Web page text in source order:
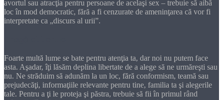
avortul sau atracţia pentru persoane de acelaşi sex – trebuie să aibă
loc în mod democratic, fără a fi cenzurate de ameninţarea că vor fi
interpretate ca „discurs al urii”.
Foarte multă lume se bate pentru atenţia ta, dar noi nu putem face
asta. Aşadar, îţi lăsăm deplina libertate de a alege să ne urmăreşti sau
nu. Ne străduim să adunăm la un loc, fără conformism, teamă sau
prejudecăţi, informaţiile relevante pentru tine, familia ta şi alegerile
tale. Pentru a ţi le proteja şi păstra, trebuie să fii în primul rând